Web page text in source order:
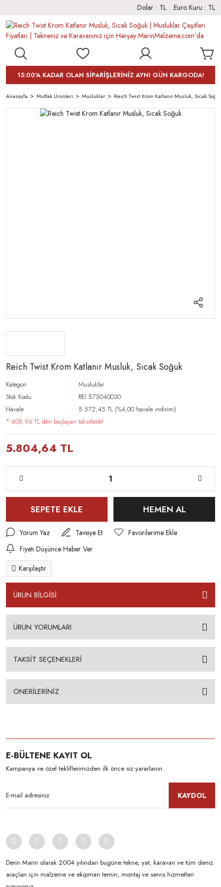
Dolar : TL Euro Kuru : TL
15:00'A KADAR OLAN SİPARİŞLERİNİZ AYNI GÜN KARGODA!
Anasayfa Mutfak Ürünleri Musluklar Reich Twist Krom Katlanır Musluk, Sıcak
Reich Twist Krom Katlanır Musluk, Sıcak Soğuk
Kategori
Musluklar
Stok Kodu
REİ.575040030
Havale
5.572,45 TL (%4,00 havale indirimi)
* 608,96 TL den başlayan taksitlerle!
5.804,64 TL
SEPETE EKLE HEMEN AL
Yorum Yaz
Tavsiye Et
Fiyatı Düşünce Haber Ver
Karşılaştır
ÜRÜN BİLGİSİ
ÜRÜN YORUMLARI
TAKSİT SEÇENEKLERİ
ÖNERİLERİNİZ
E-BÜLTENE KAYIT OL
Kampanya ve özel tekliflerimizden ilk önce siz yararlanın.
KAYDOL
Derin Marin olarak 2004 yılından bugüne tekne, yat, karavan ve tüm deniz
araçları için malzeme ve ekipman temin, montaj ve servis hizmetleri